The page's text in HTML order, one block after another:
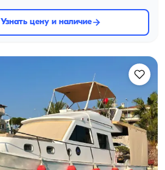
Узнать цену и наличие